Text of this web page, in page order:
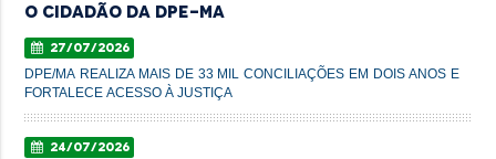
o Cidadão da DPE-MA
27/07/2026
DPE/MA REALIZA MAIS DE 33 MIL CONCILIAÇÕES EM DOIS ANOS E
FORTALECE ACESSO À JUSTIÇA
24/07/2026